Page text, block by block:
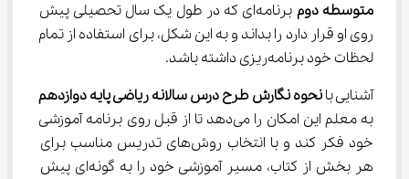
متوسطه دوم
برنامه‌ای که در طول یک سال تحصیلی پیش
روی او قرار دارد را بداند و به این شکل، برای استفاده از تمام
لحظات خود برنامه‌ریزی داشته باشد.
آشنایی با نحوه نگارش طرح درس سالانه ریاضی پایه دوازدهم
به معلم این امکان را می‌دهد تا از قبل روی برنامه آموزشی
خود فکر کند و با انتخاب روش‌های تدریس مناسب برای
هر بخش از کتاب، مسیر آموزشی خود را به گونه‌ای پیش